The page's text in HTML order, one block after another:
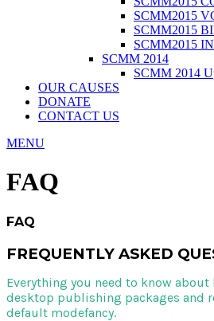
SCMM2015
SCMM2015
SCMM2015
SCMM 2014
SCMM 2014
OUR CAUSES
DONATE
CONTACT US
MENU
FAQ
FAQ
FREQUENTLY ASKED
Everything you need to know about
desktop publishing packages and
default modefancy.